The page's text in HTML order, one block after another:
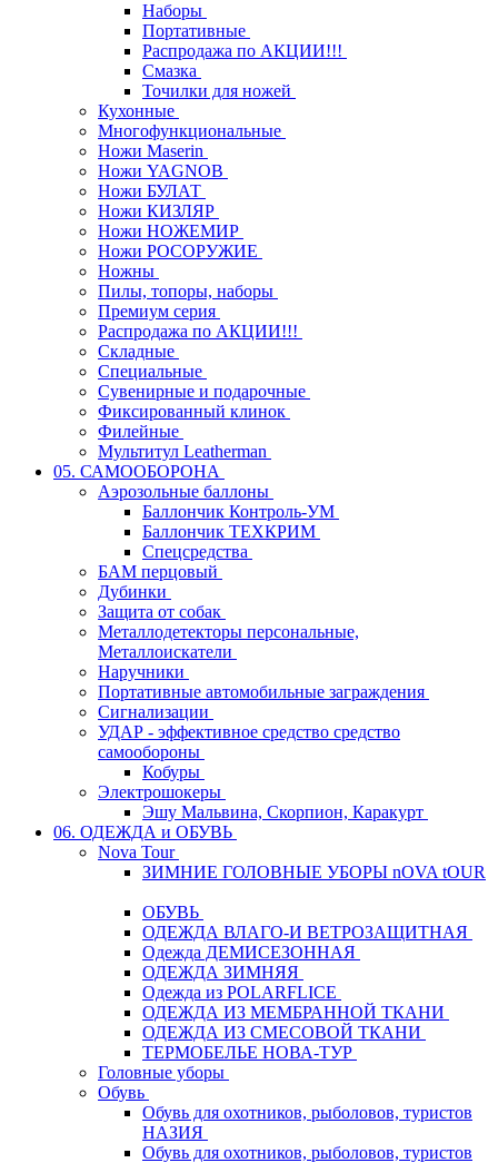
Наборы
Портативные
Распродажа по АКЦИИ!!!
Смазка
Точилки для ножей
Кухонные
Многофункциональные
Ножи Maserin
Ножи YAGNOB
Ножи БУЛАТ
Ножи КИЗЛЯР
Ножи НОЖЕМИР
Ножи РОСОРУЖИЕ
Ножны
Пилы, топоры, наборы
Премиум серия
Распродажа по АКЦИИ!!!
Складные
Специальные
Сувенирные и подарочные
Фиксированный клинок
Филейные
Мультитул Leatherman
05. САМООБОРОНА
Аэрозольные баллоны
Баллончик Контроль-УМ
Баллончик ТЕХКРИМ
Спецсредства
БАМ перцовый
Дубинки
Защита от собак
Металлодетекторы персональные,
Металлоискатели
Наручники
Портативные автомобильные заграждения
Сигнализации
УДАР - эффективное средство средство
самообороны
Кобуры
Электрошокеры
Эшу Мальвина, Скорпион, Каракурт
06. ОДЕЖДА и ОБУВЬ
Nova Tour
ЗИМНИЕ ГОЛОВНЫЕ УБОРЫ nOVA tOUR
ОБУВЬ
ОДЕЖДА ВЛАГО-И ВЕТРОЗАЩИТНАЯ
Одежда ДЕМИСЕЗОННАЯ
ОДЕЖДА ЗИМНЯЯ
Одежда из POLARFLICE
ОДЕЖДА ИЗ МЕМБРАННОЙ ТКАНИ
ОДЕЖДА ИЗ СМЕСОВОЙ ТКАНИ
ТЕРМОБЕЛЬЕ НОВА-ТУР
Головные уборы
Обувь
Обувь для охотников, рыболовов, туристов
НАЗИЯ
Обувь для охотников, рыболовов, туристов